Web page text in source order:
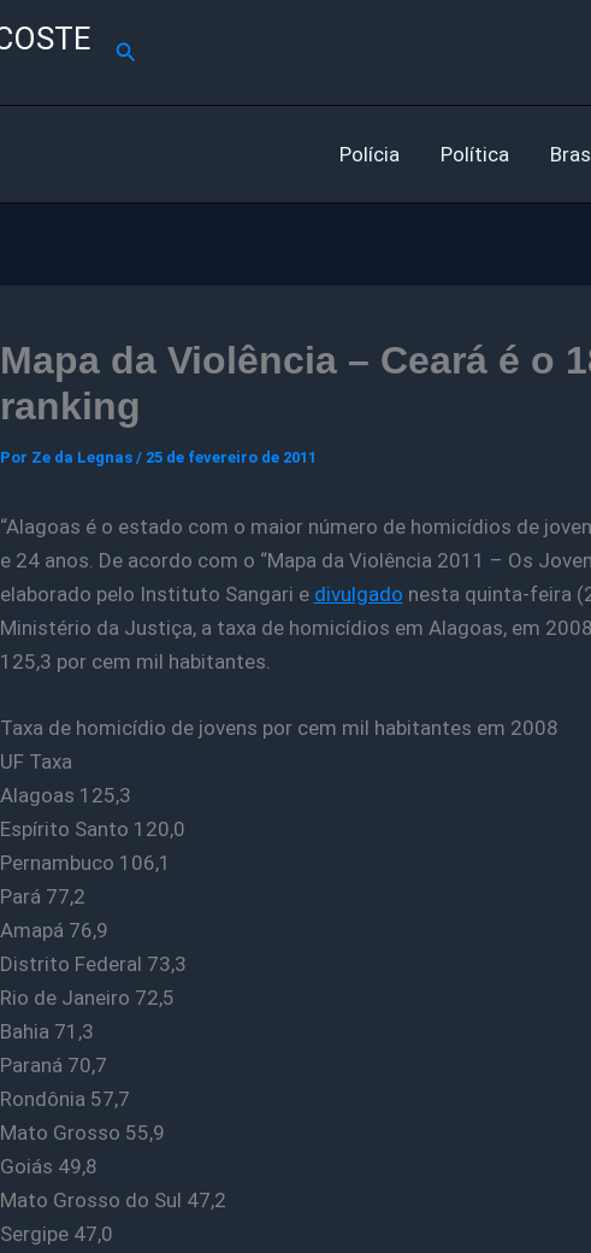
Pesquisar
Polícia Política
Mapa da Violência – Ceará é o
ranking
Por Ze da Legnas / 25 de fevereiro de 2011
“Alagoas é o estado com o maior número de homicídios de
e 24 anos. De acordo com o “Mapa da Violência 2011 – Os
elaborado pelo Instituto Sangari e divulgado nesta quinta-feira
Ministério da Justiça, a taxa de homicídios em Alagoas, em
125,3 por cem mil habitantes.
Taxa de homicídio de jovens por cem mil habitantes em 2008
UF Taxa
Alagoas 125,3
Espírito Santo 120,0
Pernambuco 106,1
Pará 77,2
Amapá 76,9
Distrito Federal 73,3
Rio de Janeiro 72,5
Bahia 71,3
Paraná 70,7
Rondônia 57,7
Mato Grosso 55,9
Goiás 49,8
Mato Grosso do Sul 47,2
Sergipe 47,0